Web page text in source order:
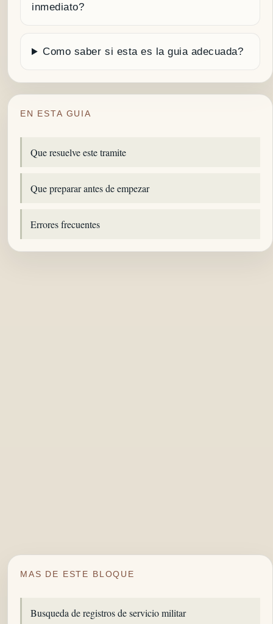
inmediato?
Como saber si esta es la guia adecuada?
EN ESTA GUIA
Que resuelve este tramite
Que preparar antes de empezar
Errores frecuentes
MAS DE ESTE BLOQUE
Busqueda de registros de servicio militar